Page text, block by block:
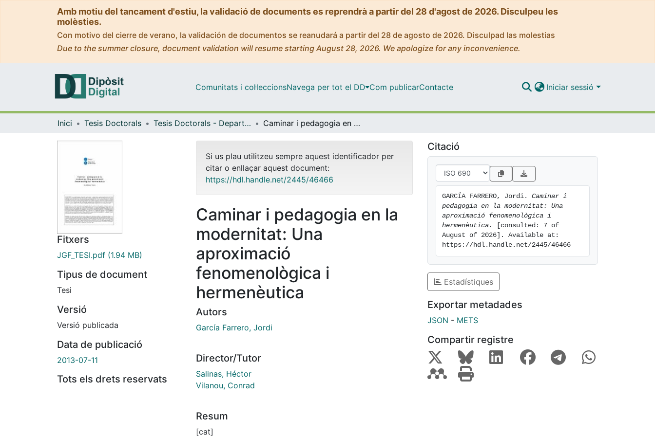
Amb motiu del tancament d'estiu, la validació de documents es reprendrà a partir del 28 d'agost de 2026. Disculpeu les
molèsties.
Con motivo del cierre de verano, la validación de documentos se reanudará a partir del 28 de agosto de 2026. Disculpad las molestias
Due to the summer closure, document validation will resume starting August 28, 2026. We apologize for any inconvenience.
Comunitats i col·leccionsNavega per tot el DD Com publicarContacte Iniciar sessió
Inici Tesis Doctorals Tesis Doctorals - Departament - Teoria i Història de l'Educació Caminar i pedagogia en la modernitat: Una aproximació fenomenològica i hermenèutica
Fitxers
JGF_TESI.pdf (1.94 MB)
Tipus de document
Tesi
Versió
Versió publicada
Data de publicació
2013-07-11
Tots els drets reservats
Si us plau utilitzeu sempre aquest identificador per
citar o enllaçar aquest document:
https://hdl.handle.net/2445/46466
Caminar i pedagogia en la
modernitat: Una
aproximació
fenomenològica i
hermenèutica
Autors
García Farrero, Jordi
Director/Tutor
Salinas, Héctor
Vilanou, Conrad
Resum
[cat]
Citació
GARCÍA FARRERO, Jordi. Caminar i
pedagogia en la modernitat: Una
aproximació fenomenològica i
hermenèutica.
[consulted: 7 of
August of 2026]. Available at:
https://hdl.handle.net/2445/46466
Estadístiques
Exportar metadades
JSON - METS
Compartir registre